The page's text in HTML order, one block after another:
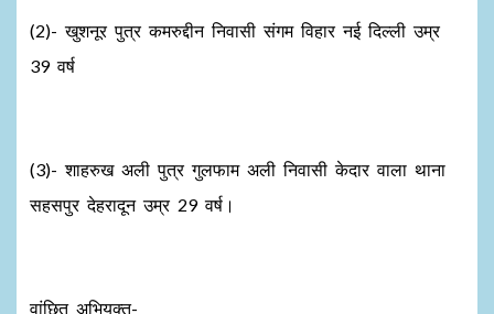
(2)- खुशनूर पुत्र कमरुद्दीन निवासी संगम विहार नई दिल्ली उम्र
39 वर्ष
(3)- शाहरुख अली पुत्र गुलफाम अली निवासी केदार वाला थाना
सहसपुर देहरादून उम्र 29 वर्ष।
वांछित अभियुक्त-